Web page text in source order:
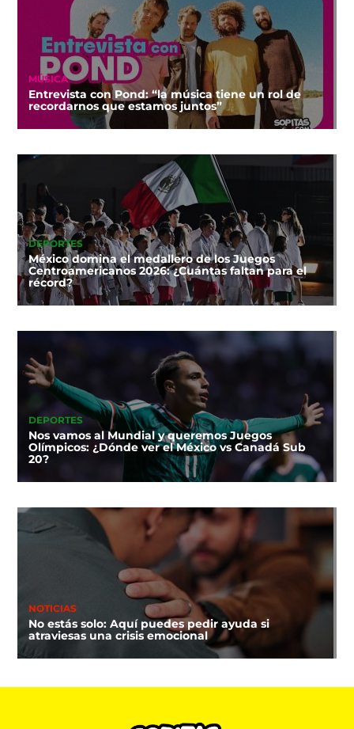
MÚSICA
Entrevista con Pond: “la música tiene un rol de
recordarnos que estamos juntos”
DEPORTES
México domina el medallero de los Juegos
Centroamericanos 2026: ¿Cuántas faltan para el
récord?
DEPORTES
Nos vamos al Mundial y queremos Juegos
Olímpicos: ¿Dónde ver el México vs Canadá Sub
20?
NOTICIAS
No estás solo: Aquí puedes pedir ayuda si
atraviesas una crisis emocional